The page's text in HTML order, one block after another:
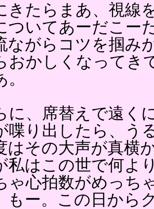
きたらまあ、視線
ついてあーだこー
ながらコツを掴み
おかしくなってき
に、席替えで遠く
喋り出したら、う
はその大声が真横
私はこの世で何よ
ゃ心拍数がめっち
もー。この日から